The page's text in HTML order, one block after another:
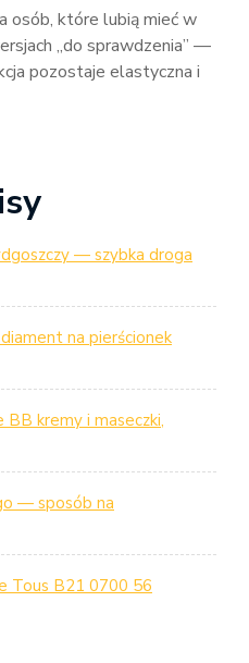
osób, które lubią mieć w
„do sprawdzenia” —
pozostaje elastyczna i
— szybka droga
na pierścionek
BB kremy i maseczki,
— sposób na
Tous B21 0700 56